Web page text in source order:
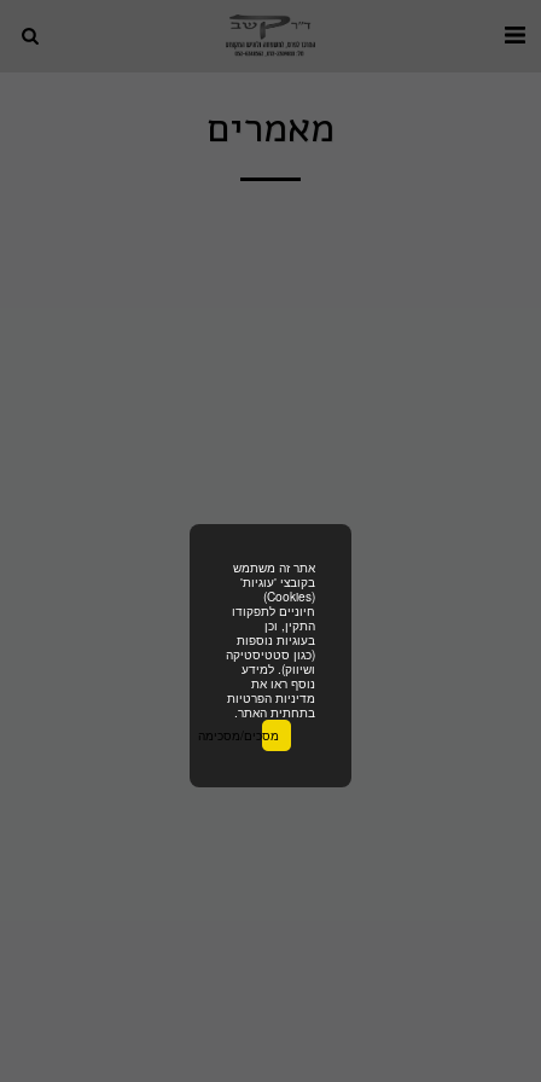
מסכים/מסכימה
אתר זה משתמש
בקובצי 'עוגיות'
(Cookies)
חיוניים לתפקודו
התקין, וכן
בעוגיות נוספות
(כגון סטטיסטיקה
ושיווק). למידע
נוסף ראו את
מדיניות הפרטיות
בתחתית האתר.
מאמרים